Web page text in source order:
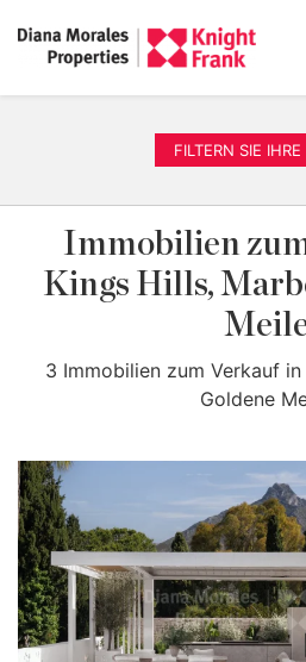
FILTERN SIE
Immobilien
Kings Hills,
3 Immobilien zum Verkauf
Goldene